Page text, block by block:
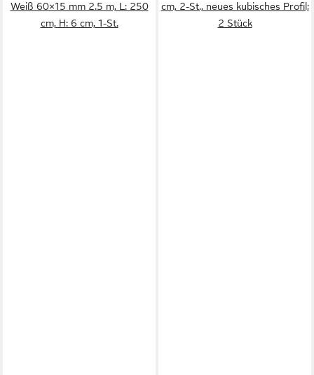
Weiß 60×15 mm 2.5 m, L: 250
cm, H: 6 cm, 1-St.
cm, 2-St., neues kubisches Profil;
2 Stück